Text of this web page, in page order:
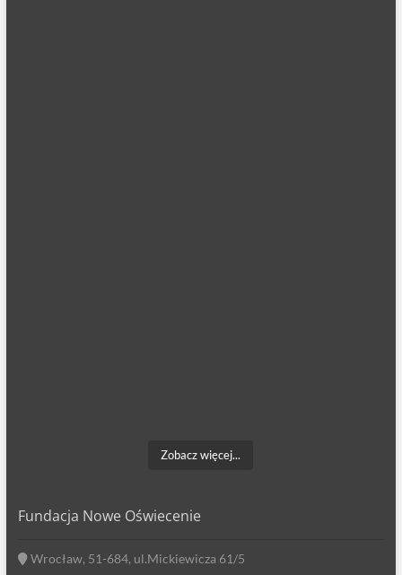
Zobacz więcej...
Fundacja Nowe Oświecenie
Wrocław, 51-684, ul.Mickiewicza 61/5